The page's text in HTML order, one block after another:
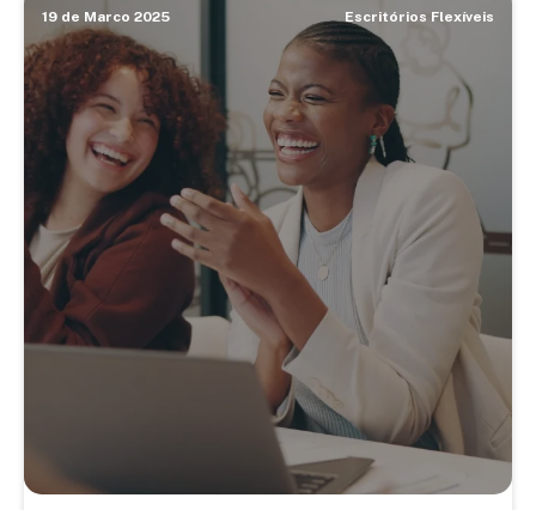
19 de Marco 2025 Escritórios Flexíveis